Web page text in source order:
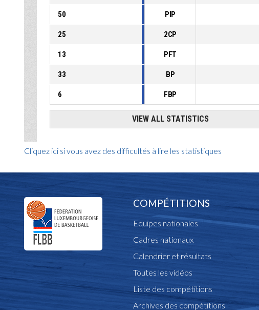
Cliquez ici si vous avez des difficultés à lire les statistiques
COMPÉTITIONS
Equipes nationales
Cadres nationaux
Calendrier et résultats
Toutes les vidéos
Liste des compétitions
Archives des compétitions